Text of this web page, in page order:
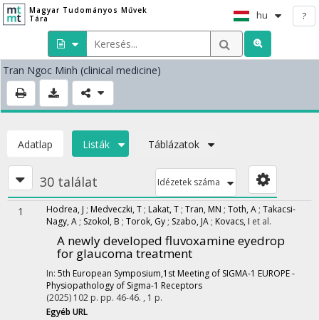
Magyar Tudományos Művek
Tára
hu ?
Tran Ngoc Minh (clinical medicine)
Adatlap Listák Táblázatok
30 találat Idézetek száma
1 Hodrea, J ; Medveczki, T ; Lakat, T ; Tran, MN ; Toth, A ; Takacsi-
Nagy, A ; Szokol, B ; Torok, Gy ; Szabo, JA ; Kovacs, I et al.
A newly developed fluvoxamine eyedrop
for glaucoma treatment
In: 5th European Symposium,1st Meeting of SIGMA-1 EUROPE -
Physiopathology of Sigma-1 Receptors
(2025) 102 p. pp. 46-46. , 1 p.
Egyéb URL